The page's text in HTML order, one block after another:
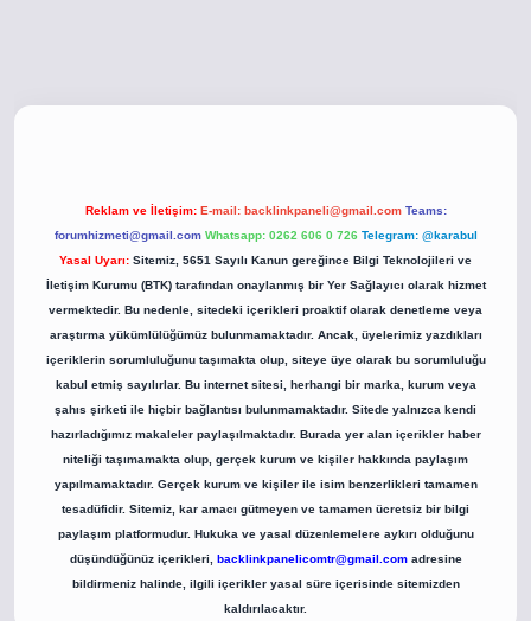
Reklam ve İletişim: E-mail: backlinkpaneli@gmail.com Teams:
forumhizmeti@gmail.com Whatsapp: 0262 606 0 726 Telegram: @karabul
Yasal Uyarı: Sitemiz, 5651 Sayılı Kanun gereğince Bilgi Teknolojileri ve
İletişim Kurumu (BTK) tarafından onaylanmış bir Yer Sağlayıcı olarak hizmet
vermektedir. Bu nedenle, sitedeki içerikleri proaktif olarak denetleme veya
araştırma yükümlülüğümüz bulunmamaktadır. Ancak, üyelerimiz yazdıkları
içeriklerin sorumluluğunu taşımakta olup, siteye üye olarak bu sorumluluğu
kabul etmiş sayılırlar. Bu internet sitesi, herhangi bir marka, kurum veya
şahıs şirketi ile hiçbir bağlantısı bulunmamaktadır. Sitede yalnızca kendi
hazırladığımız makaleler paylaşılmaktadır. Burada yer alan içerikler haber
niteliği taşımamakta olup, gerçek kurum ve kişiler hakkında paylaşım
yapılmamaktadır. Gerçek kurum ve kişiler ile isim benzerlikleri tamamen
tesadüfidir. Sitemiz, kar amacı gütmeyen ve tamamen ücretsiz bir bilgi
paylaşım platformudur. Hukuka ve yasal düzenlemelere aykırı olduğunu
düşündüğünüz içerikleri, backlinkpanelicomtr@gmail.comadresine
bildirmeniz halinde, ilgili içerikler yasal süre içerisinde sitemizden
kaldırılacaktır.